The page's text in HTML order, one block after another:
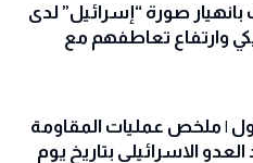
بانهيار صورة “إسرائيل” لدى
وارتفاع تعاطفهم مع
| ملخص عمليات المقاومة
الاسرائيلي بتاريخ يوم